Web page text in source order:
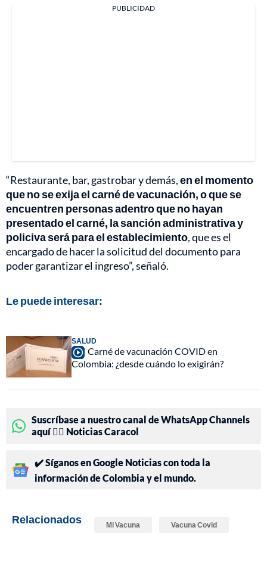
PUBLICIDAD
“Restaurante, bar, gastrobar y demás,en el momento
que no se exija el carné de vacunación, o que se
encuentren personas adentro que no hayan
presentado el carné, la sanción administrativa y
policiva será para el establecimiento, que es el
encargado de hacer la solicitud del documento para
poder garantizar el ingreso”, señaló.
Le puede interesar:
SALUD
Carné de vacunación COVID en
Colombia: ¿desde cuándo lo exigirán?
Suscríbase a nuestro canal de WhatsApp Channels
aquí 👉🏻 Noticias Caracol
✔️ Síganos en Google Noticias con toda la
información de Colombia y el mundo.
Relacionados Mi Vacuna Vacuna Covid